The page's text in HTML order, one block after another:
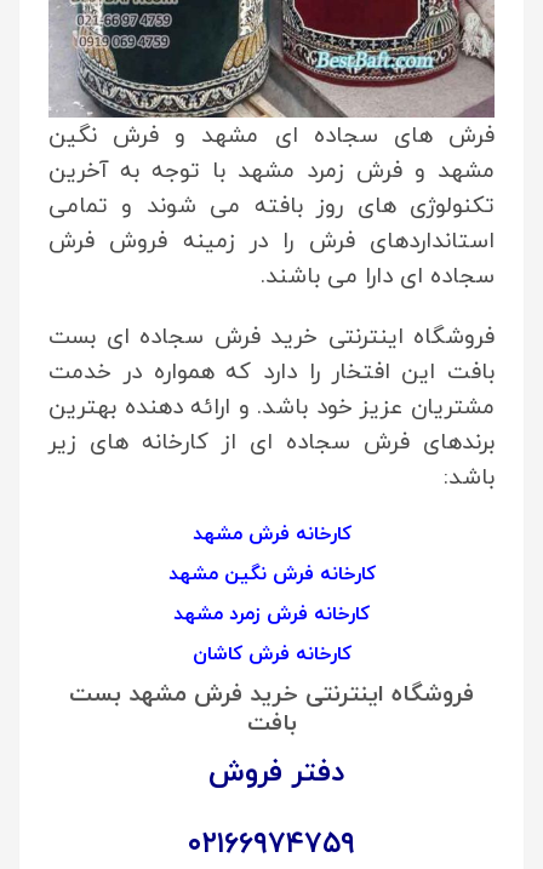
فرش های سجاده ای مشهد و فرش نگین
مشهد و فرش زمرد مشهد با توجه به آخرین
تکنولوژی های روز بافته می شوند و تمامی
استانداردهای فرش را در زمینه فروش فرش
سجاده ای دارا می باشند.
فروشگاه اینترنتی خرید فرش سجاده ای بست
بافت این افتخار را دارد که همواره در خدمت
مشتریان عزیز خود باشد. و ارائه دهنده بهترین
برندهای فرش سجاده ای از کارخانه های زیر
باشد:
کارخانه فرش مشهد
کارخانه فرش نگین مشهد
کارخانه فرش زمرد مشهد
کارخانه فرش کاشان
فروشگاه اینترنتی خرید فرش مشهد بست
بافت
دفتر فروش
۰۲۱۶۶۹۷۴۷۵۹